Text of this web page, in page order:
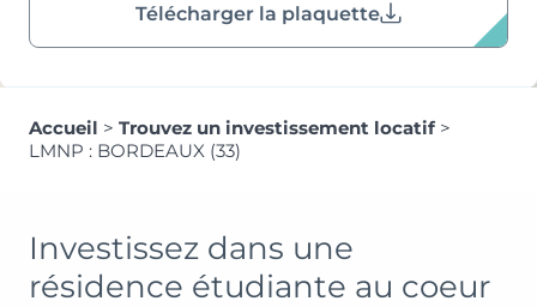
Télécharger la plaquette
Accueil > Trouvez un investissement locatif >
LMNP : BORDEAUX (33)
Investissez dans une
résidence étudiante au coeur